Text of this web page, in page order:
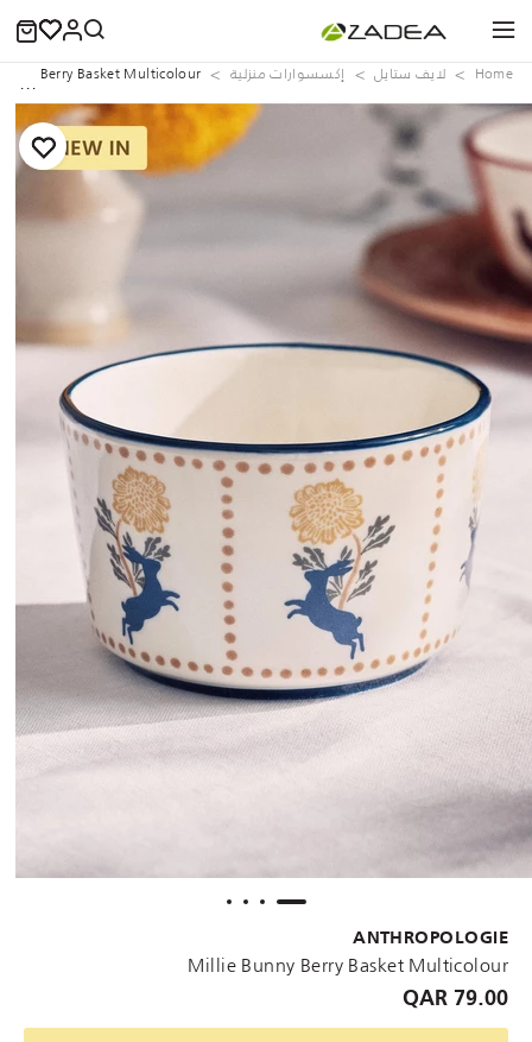
Home لايف ستايل إكسسوارات منزلية Berry Basket Multicolour
ANTHROPOLOGIE
Millie Bunny Berry Basket Multicolour
79.00 QAR